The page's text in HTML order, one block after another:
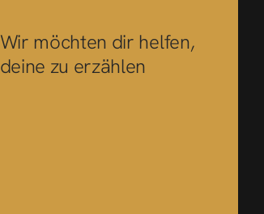
Wir möchten dir helfen,
deine zu erzählen